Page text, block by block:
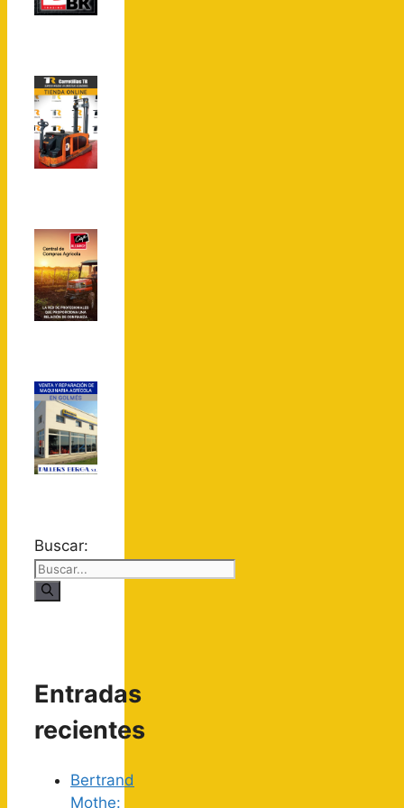
Buscar:
Entradas
recientes
Bertrand
Mothe: